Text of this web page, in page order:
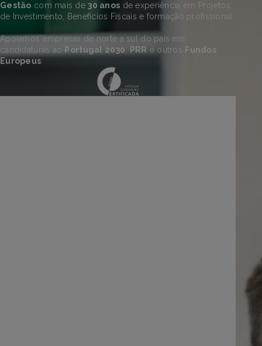
Gestão com mais de30 anos de experiência em Projetos
de Investimento, Benefícios Fiscais e formação profissional.
Apoiamos empresas de norte a sul do país em
candidaturas ao Portugal 2030 PRR e outros Fundos
Europeus